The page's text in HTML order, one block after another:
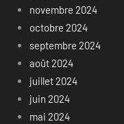
novembre 2024
octobre 2024
septembre 2024
août 2024
juillet 2024
juin 2024
mai 2024